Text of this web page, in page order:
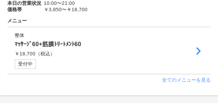
本日の営業状況 10:00〜21:00
価格帯
￥3,850〜￥18,700
メニュー
整体
ﾏｯｻｰｼﾞ60+筋膜ﾄﾘｰﾄﾒﾝﾄ60
￥ 18,700 （税込）
受付中
全てのメニューを見る